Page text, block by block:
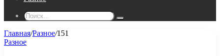
Поиск...
Главная/Разное/151
Разное